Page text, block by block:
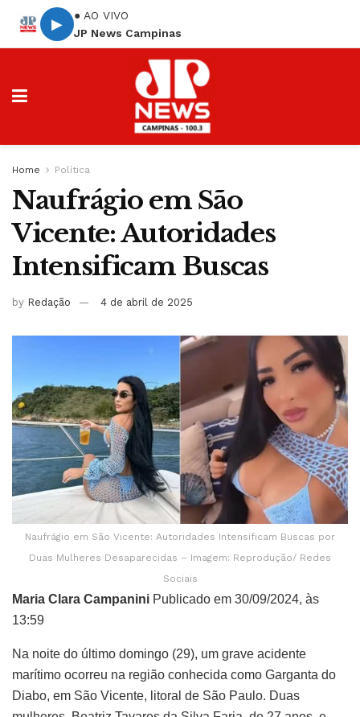
▶
● AO VIVO
JP News Campinas
Home Política
Naufrágio em São
Vicente: Autoridades
Intensificam Buscas
by Redação 4 de abril de 2025
Naufrágio em São Vicente: Autoridades Intensificam Buscas por
Duas Mulheres Desaparecidas – Imagem: Reprodução/ Redes
Sociais
Maria Clara Campanini Publicado em 30/09/2024, às
13:59
Na noite do último domingo (29), um grave acidente
marítimo ocorreu na região conhecida como Garganta do
Diabo, em São Vicente, litoral de São Paulo. Duas